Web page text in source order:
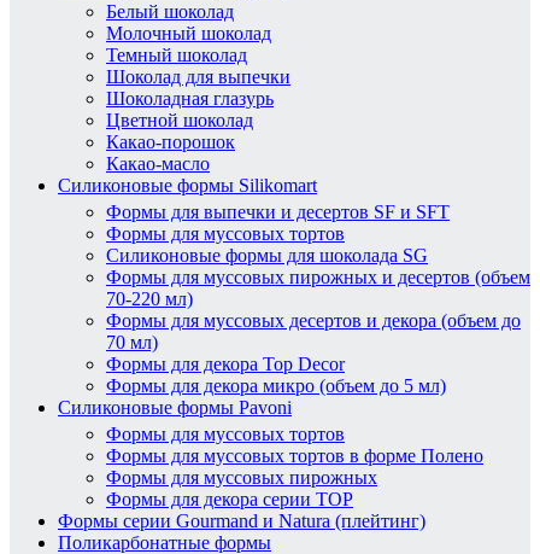
Белый шоколад
Молочный шоколад
Темный шоколад
Шоколад для выпечки
Шоколадная глазурь
Цветной шоколад
Какао-порошок
Какао-масло
Силиконовые формы Silikomart
Формы для выпечки и десертов SF и SFT
Формы для муссовых тортов
Силиконовые формы для шоколада SG
Формы для муссовых пирожных и десертов (объем
70-220 мл)
Формы для муссовых десертов и декора (объем до
70 мл)
Формы для декора Top Decor
Формы для декора микро (объем до 5 мл)
Силиконовые формы Pavoni
Формы для муссовых тортов
Формы для муссовых тортов в форме Полено
Формы для муссовых пирожных
Формы для декора серии TOP
Формы серии Gourmand и Natura (плейтинг)
Поликарбонатные формы